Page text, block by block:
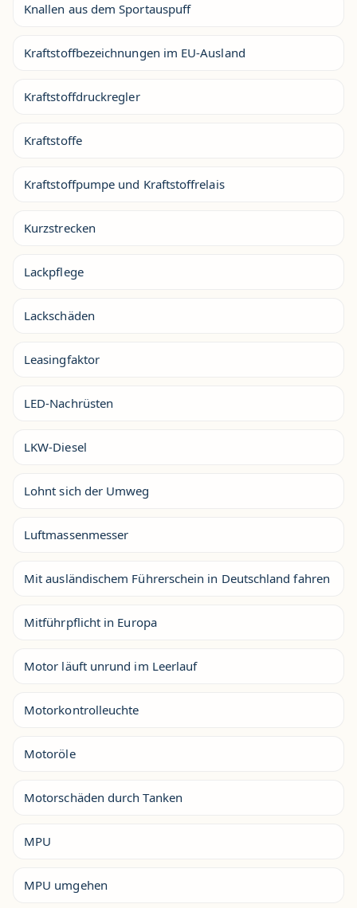
Knallen aus dem Sportauspuff
Kraftstoffbezeichnungen im EU-Ausland
Kraftstoffdruckregler
Kraftstoffe
Kraftstoffpumpe und Kraftstoffrelais
Kurzstrecken
Lackpflege
Lackschäden
Leasingfaktor
LED-Nachrüsten
LKW-Diesel
Lohnt sich der Umweg
Luftmassenmesser
Mit ausländischem Führerschein in Deutschland fahren
Mitführpflicht in Europa
Motor läuft unrund im Leerlauf
Motorkontrolleuchte
Motoröle
Motorschäden durch Tanken
MPU
MPU umgehen